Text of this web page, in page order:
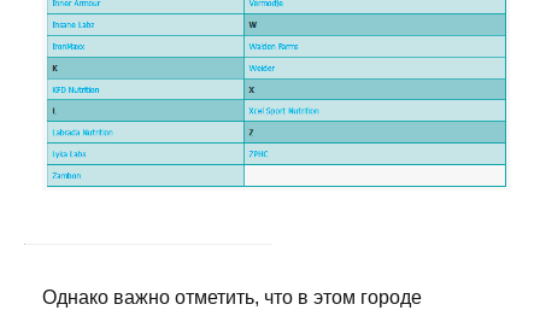
Однако важно отметить, что в этом городе